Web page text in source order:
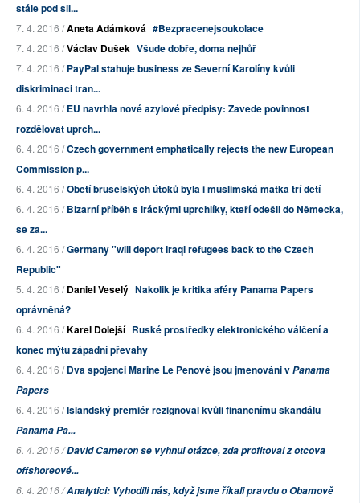
stále pod sil...
7. 4. 2016 /Aneta Adámková #Bezpracenejsoukolace
7. 4. 2016 /Václav Dušek Všude dobře, doma nejhůř
7. 4. 2016 /PayPal stahuje business ze Severní Karolíny kvůli
diskriminaci tran...
6. 4. 2016 /EU navrhla nové azylové předpisy: Zavede povinnost
rozdělovat uprch...
6. 4. 2016 /Czech government emphatically rejects the new European
Commission p...
6. 4. 2016 /Obětí bruselských útoků byla i muslimská matka tří dětí
6. 4. 2016 /Bizarní příběh s iráckými uprchlíky, kteří odešli do Německa,
se za...
6. 4. 2016 /Germany "will deport Iraqi refugees back to the Czech
Republic"
5. 4. 2016 /Daniel Veselý Nakolik je kritika aféry Panama Papers
oprávněná?
6. 4. 2016 /Karel Dolejší Ruské prostředky elektronického válčení a
konec mýtu západní převahy
6. 4. 2016 /Dva spojenci Marine Le Penové jsou jmenováni vPanama
Papers
6. 4. 2016 /Islandský premiér rezignoval kvůli finančnímu skandálu
Panama Pa...
6. 4. 2016 /David Cameron se vyhnul otázce, zda profitoval z otcova
offshoreové...
6. 4. 2016 /Analytici: Vyhodili nás, když jsme říkali pravdu o Obamově